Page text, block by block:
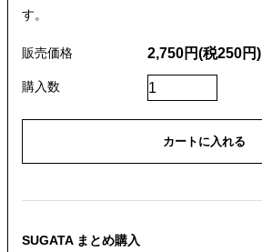
す。
販売価格 2,750円(税250円)
購入数
SUGATA まとめ購入